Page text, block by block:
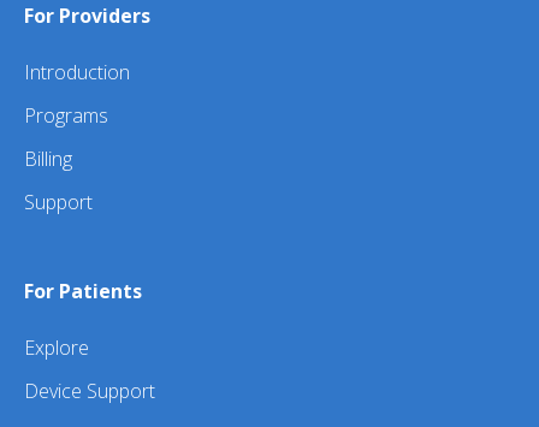
For Providers
Introduction
Programs
Billing
Support
For Patients
Explore
Device Support